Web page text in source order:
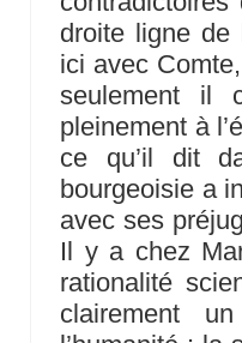
droite ligne de
ici avec
seulement il
pleinement à
ce qu’il dit
bourgeoisie a
avec ses
Il y a chez
rationalité
clairement